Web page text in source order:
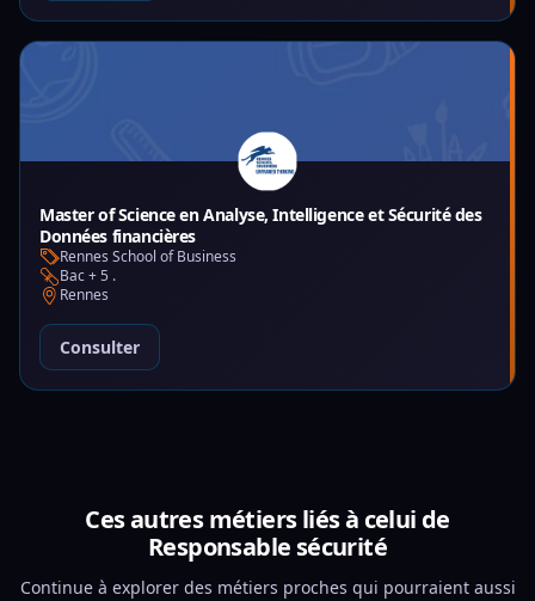
Master of Science en Analyse, Intelligence et Sécurité des
Données financières
Rennes School of Business
Bac + 5 .
Rennes
Consulter
Ces autres métiers liés à celui de
Responsable sécurité
Continue à explorer des métiers proches qui pourraient aussi